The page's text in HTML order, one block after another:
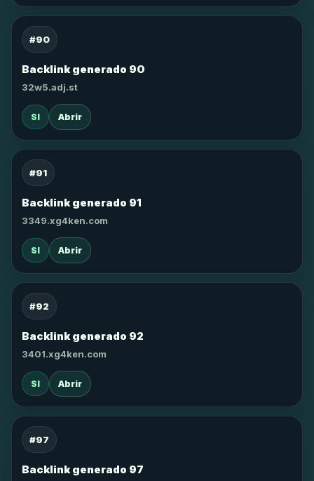
#90
Backlink generado 90
32w5.adj.st
SI Abrir
#91
Backlink generado 91
3349.xg4ken.com
SI Abrir
#92
Backlink generado 92
3401.xg4ken.com
SI Abrir
#97
Backlink generado 97